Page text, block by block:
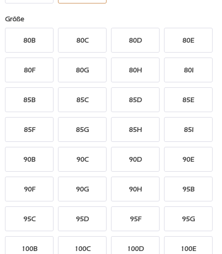
Größe
80B 80C 80D 80E
80F 80G 80H 80I
85B 85C 85D 85E
85F 85G 85H 85I
90B 90C 90D 90E
90F 90G 90H 95B
95C 95D 95F 95G
100B 100C 100D 100E